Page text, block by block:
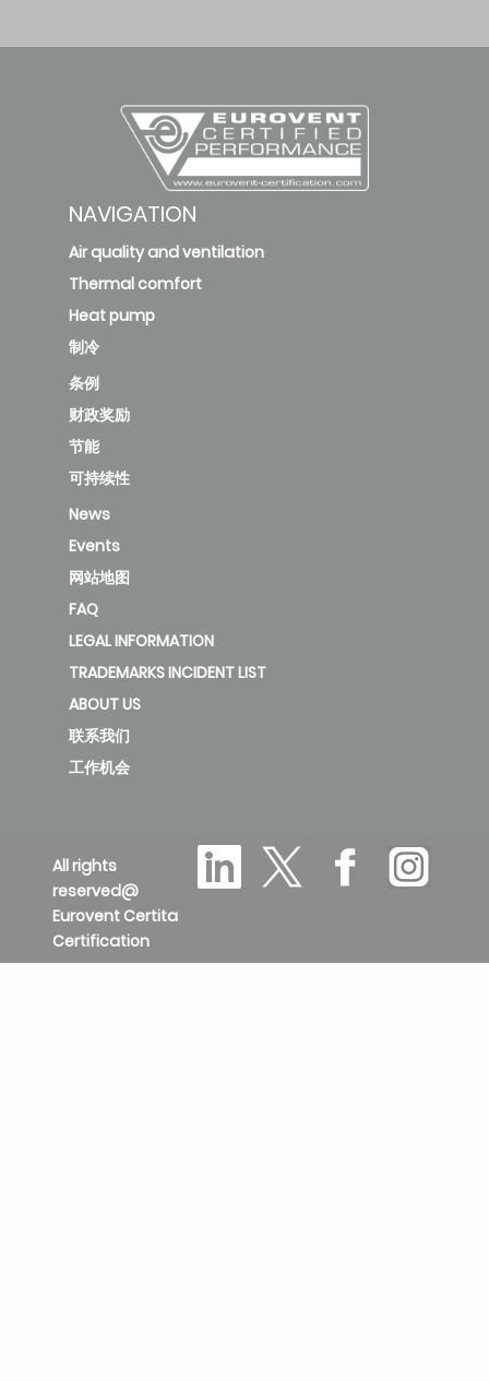
NAVIGATION
Air quality and ventilation
Thermal comfort
Heat pump
制冷
条例
财政奖励
节能
可持续性
News
Events
网站地图
FAQ
LEGAL INFORMATION
TRADEMARKS INCIDENT LIST
ABOUT US
联系我们
工作机会
All rights
reserved@
Eurovent Certita
Certification